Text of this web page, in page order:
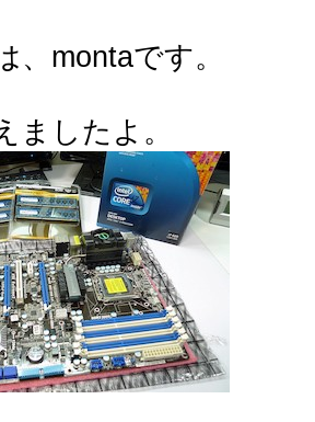
、montaです。
ましたよ。